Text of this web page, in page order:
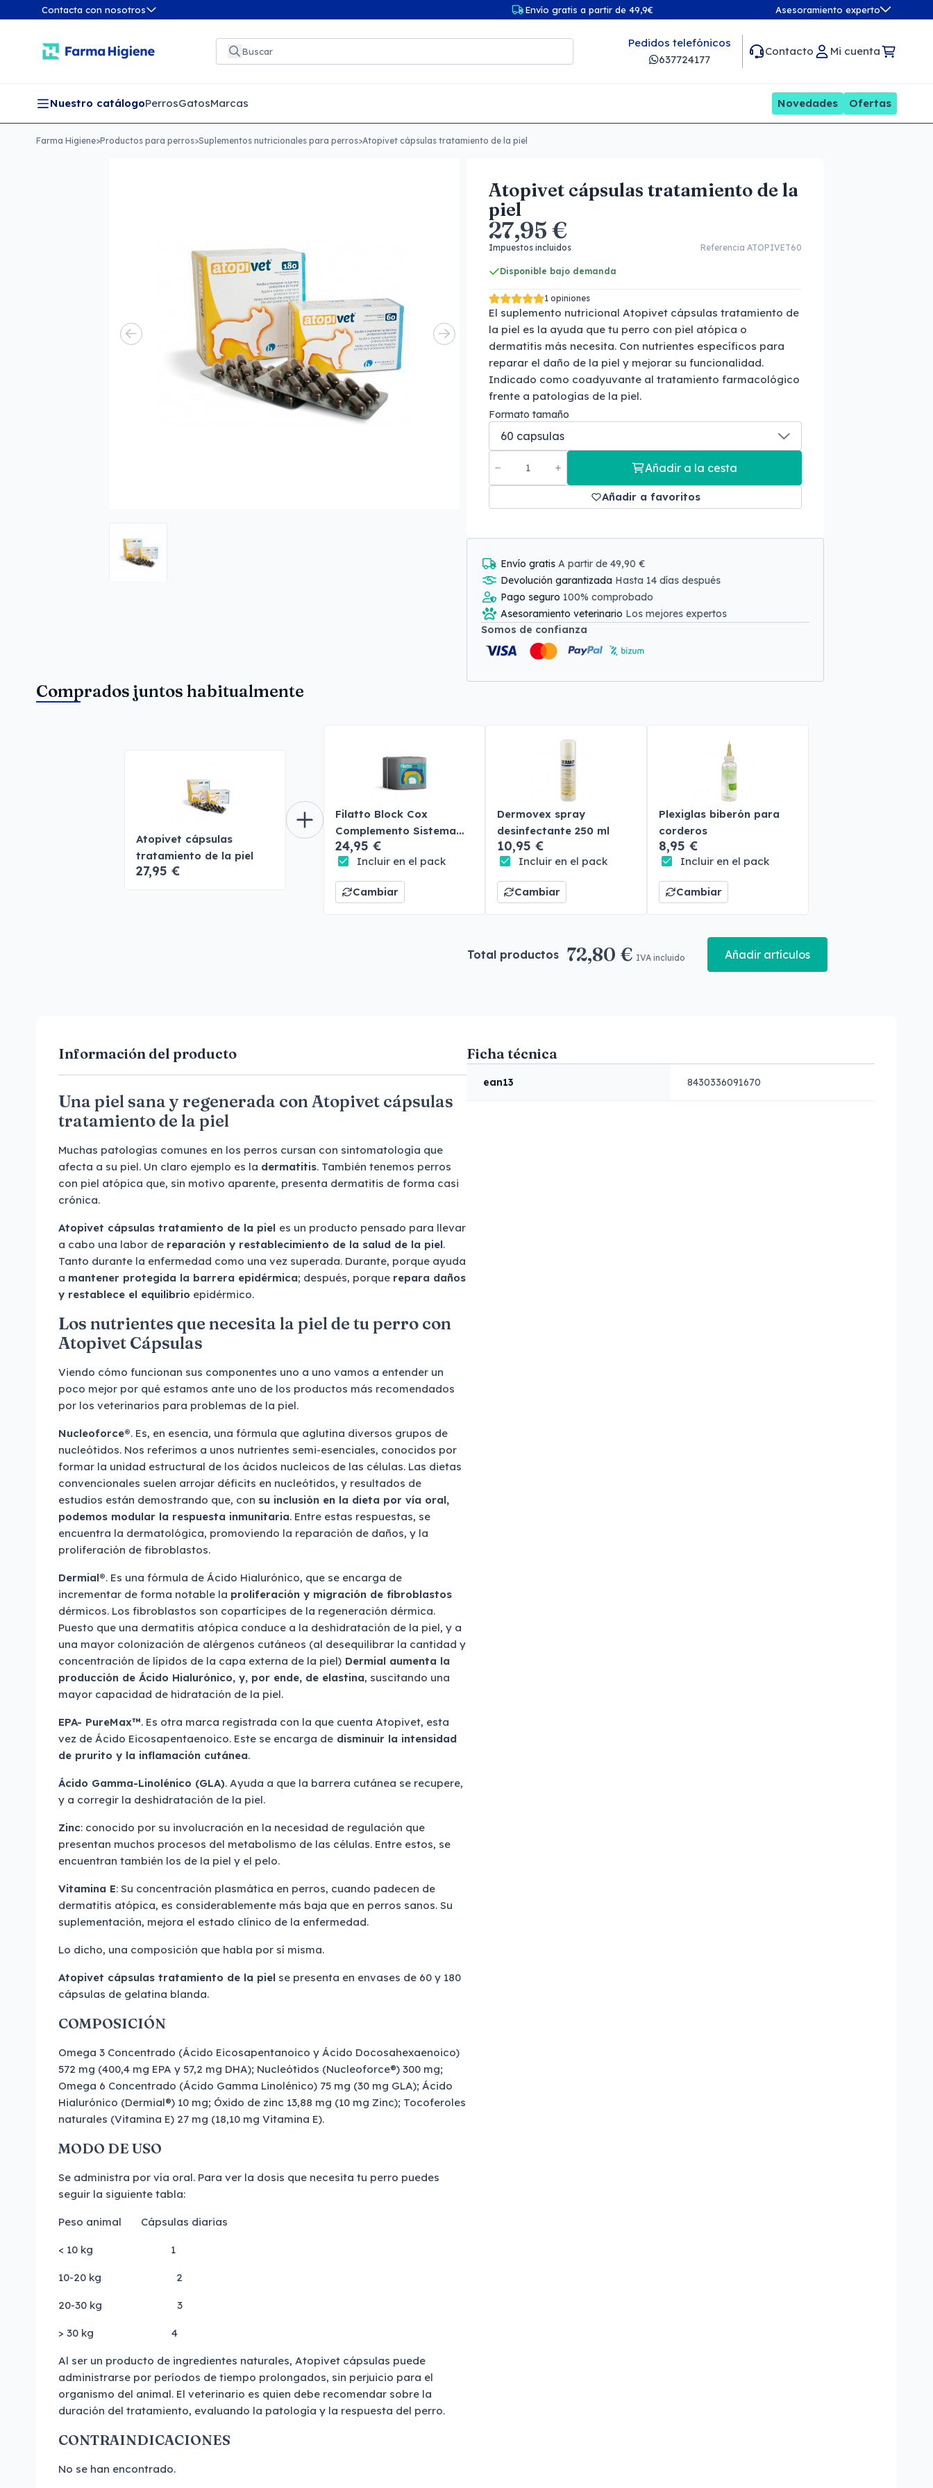
Contacta con nosotros Envío gratis a partir de 49,9€ Asesoramiento experto
Pedidos telefónicos
637724177
Contacto Mi cuenta
Nuestro catálogoPerrosGatosMarcas Novedades Ofertas
Farma Higiene>Productos para perros>Suplementos nutricionales para perros>Atopivet cápsulas tratamiento de la piel
Atopivet cápsulas tratamiento de la
piel
27,95 €
Impuestos incluidos Referencia ATOPIVET60
Disponible bajo demanda
1 opiniones
El suplemento nutricional Atopivet cápsulas tratamiento de
la piel es la ayuda que tu perro con piel atópica o
dermatitis más necesita. Con nutrientes específicos para
reparar el daño de la piel y mejorar su funcionalidad.
Indicado como coadyuvante al tratamiento farmacológico
frente a patologías de la piel.
Formato tamaño
Añadir a la cesta
Añadir a favoritos
Envío gratis A partir de 49,90 €
Devolución garantizada Hasta 14 días después
Pago seguro 100% comprobado
Asesoramiento veterinario Los mejores expertos
Somos de confianza
Comprados juntos habitualmente
Atopivet cápsulas
tratamiento de la piel
27,95 €
Filatto Block Cox
Complemento Sistema
Inmunológico
24,95 €
Incluir en el pack
Cambiar
Dermovex spray
desinfectante 250 ml
10,95 €
Incluir en el pack
Cambiar
Plexiglas biberón para
corderos
8,95 €
Incluir en el pack
Cambiar
Total productos 72,80 € IVA incluido Añadir artículos
Información del producto
Una piel sana y regenerada con Atopivet cápsulas
tratamiento de la piel
Muchas patologías comunes en los perros cursan con sintomatología que
afecta a su piel. Un claro ejemplo es la dermatitis. También tenemos perros
con piel atópica que, sin motivo aparente, presenta dermatitis de forma casi
crónica.
Atopivet cápsulas tratamiento de la piel es un producto pensado para llevar
a cabo una labor de reparación y restablecimiento de la salud de la piel.
Tanto durante la enfermedad como una vez superada. Durante, porque ayuda
a mantener protegida la barrera epidérmica; después, porque repara daños
y restablece el equilibrio epidérmico.
Los nutrientes que necesita la piel de tu perro con
Atopivet Cápsulas
Viendo cómo funcionan sus componentes uno a uno vamos a entender un
poco mejor por qué estamos ante uno de los productos más recomendados
por los veterinarios para problemas de la piel.
Nucleoforce®. Es, en esencia, una fórmula que aglutina diversos grupos de
nucleótidos. Nos referimos a unos nutrientes semi-esenciales, conocidos por
formar la unidad estructural de los ácidos nucleicos de las células. Las dietas
convencionales suelen arrojar déficits en nucleótidos, y resultados de
estudios están demostrando que, con su inclusión en la dieta por vía oral,
podemos modular la respuesta inmunitaria. Entre estas respuestas, se
encuentra la dermatológica, promoviendo la reparación de daños, y la
proliferación de fibroblastos.
Dermial®. Es una fórmula de Ácido Hialurónico, que se encarga de
incrementar de forma notable la proliferación y migración de fibroblastos
dérmicos. Los fibroblastos son copartícipes de la regeneración dérmica.
Puesto que una dermatitis atópica conduce a la deshidratación de la piel, y a
una mayor colonización de alérgenos cutáneos (al desequilibrar la cantidad y
concentración de lípidos de la capa externa de la piel) Dermial aumenta la
producción de Ácido Hialurónico, y, por ende, de elastina, suscitando una
mayor capacidad de hidratación de la piel.
EPA- PureMax™. Es otra marca registrada con la que cuenta Atopivet, esta
vez de Ácido Eicosapentaenoico. Este se encarga de disminuir la intensidad
de prurito y la inflamación cutánea.
Ácido Gamma-Linolénico (GLA). Ayuda a que la barrera cutánea se recupere,
y a corregir la deshidratación de la piel.
Zinc: conocido por su involucración en la necesidad de regulación que
presentan muchos procesos del metabolismo de las células. Entre estos, se
encuentran también los de la piel y el pelo.
Vitamina E: Su concentración plasmática en perros, cuando padecen de
dermatitis atópica, es considerablemente más baja que en perros sanos. Su
suplementación, mejora el estado clínico de la enfermedad.
Lo dicho, una composición que habla por sí misma.
Atopivet cápsulas tratamiento de la piel se presenta en envases de 60 y 180
cápsulas de gelatina blanda.
COMPOSICIÓN
Omega 3 Concentrado (Ácido Eicosapentanoico y Ácido Docosahexaenoico)
572 mg (400,4 mg EPA y 57,2 mg DHA); Nucleótidos (Nucleoforce®) 300 mg;
Omega 6 Concentrado (Ácido Gamma Linolénico) 75 mg (30 mg GLA); Ácido
Hialurónico (Dermial®) 10 mg; Óxido de zinc 13,88 mg (10 mg Zinc); Tocoferoles
naturales (Vitamina E) 27 mg (18,10 mg Vitamina E).
MODO DE USO
Se administra por vía oral. Para ver la dosis que necesita tu perro puedes
seguir la siguiente tabla:
Peso animal Cápsulas diarias
< 10 kg 1
10-20 kg 2
20-30 kg 3
> 30 kg 4
Al ser un producto de ingredientes naturales, Atopivet cápsulas puede
administrarse por períodos de tiempo prolongados, sin perjuicio para el
organismo del animal. El veterinario es quien debe recomendar sobre la
duración del tratamiento, evaluando la patología y la respuesta del perro.
CONTRAINDICACIONES
No se han encontrado.
Ficha técnica
ean13 8430336091670